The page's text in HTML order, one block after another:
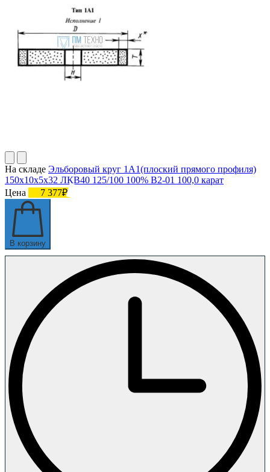
На складе Эльборовый круг 1А1(плоский прямого профиля)
150х10х5х32 ЛКВ40 125/100 100% В2-01 100,0 карат
Цена
7 377₽
В корзину